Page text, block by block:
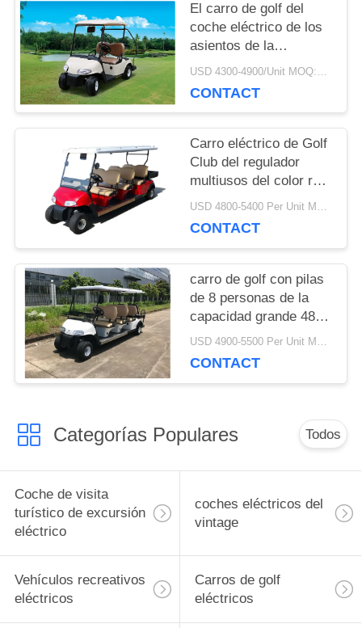
NOTICIAS
SOLICITAR
UNA
MAPA
DEL
SITIO
POLÍTICA
DE
El carro de golf del
coche eléctrico de los
asientos de la
impulsión 2 de la mano
profundamente recicla
USD 4300-4900/Unit MOQ:2 unidades
CONTACT
Carro eléctrico de Golf
Club del regulador
multiusos del color rojo
48V Curtis con 6
USD 4800-5400 Per Unit MOQ:2 unidades
CONTACT
carro de golf con pilas
de 8 personas de la
capacidad grande 48V
con los asientos de
USD 4900-5500 Per Unit MOQ:2 unidades
CONTACT
Categorías Populares Todos
Coche de visita
turístico de excursión
eléctrico
coches eléctricos del
vintage
Vehículos recreativos
eléctricos
Carros de golf
eléctricos